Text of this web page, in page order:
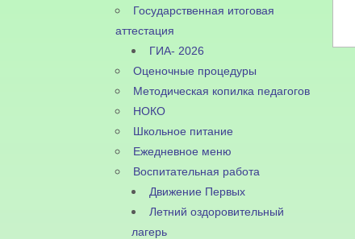
Государственная итоговая
аттестация
ГИА- 2026
Оценочные процедуры
Методическая копилка педагогов
НОКО
Школьное питание
Ежедневное меню
Воспитательная работа
Движение Первых
Летний оздоровительный
лагерь